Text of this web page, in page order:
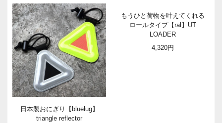
日本製おにぎり【bluelug】
triangle reflector
もうひと荷物を叶えてくれる
ロールタイプ【ral】UT
LOADER
4,320円